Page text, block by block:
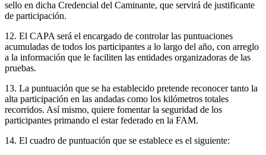
sello en dicha Credencial del Caminante, que servirá de justificante
de participación.
12. El CAPA será el encargado de controlar las puntuaciones
acumuladas de todos los participantes a lo largo del año, con arreglo
a la información que le faciliten las entidades organizadoras de las
pruebas.
13. La puntuación que se ha establecido pretende reconocer tanto la
alta participación en las andadas como los kilómetros totales
recorridos. Así mismo, quiere fomentar la seguridad de los
participantes primando el estar federado en la FAM.
14. El cuadro de puntuación que se establece es el siguiente: